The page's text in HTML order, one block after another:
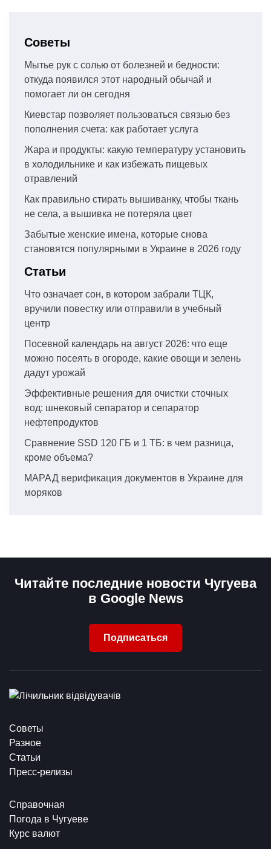
Советы
Мытье рук с солью от болезней и бедности:
откуда появился этот народный обычай и
помогает ли он сегодня
Киевстар позволяет пользоваться связью без
пополнения счета: как работает услуга
Жара и продукты: какую температуру установить
в холодильнике и как избежать пищевых
отравлений
Как правильно стирать вышиванку, чтобы ткань
не села, а вышивка не потеряла цвет
Забытые женские имена, которые снова
становятся популярными в Украине в 2026 году
Статьи
Что означает сон, в котором забрали ТЦК,
вручили повестку или отправили в учебный
центр
Посевной календарь на август 2026: что еще
можно посеять в огороде, какие овощи и зелень
дадут урожай
Эффективные решения для очистки сточных
вод: шнековый сепаратор и сепаратор
нефтепродуктов
Сравнение SSD 120 ГБ и 1 ТБ: в чем разница,
кроме объема?
МАРАД верификация документов в Украине для
моряков
Читайте последние новости Чугуева
в Google News
Подписаться
Советы
Разное
Статьи
Пресс-релизы
Справочная
Погода в Чугуеве
Курс валют